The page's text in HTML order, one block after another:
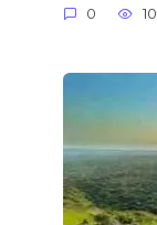
0 10